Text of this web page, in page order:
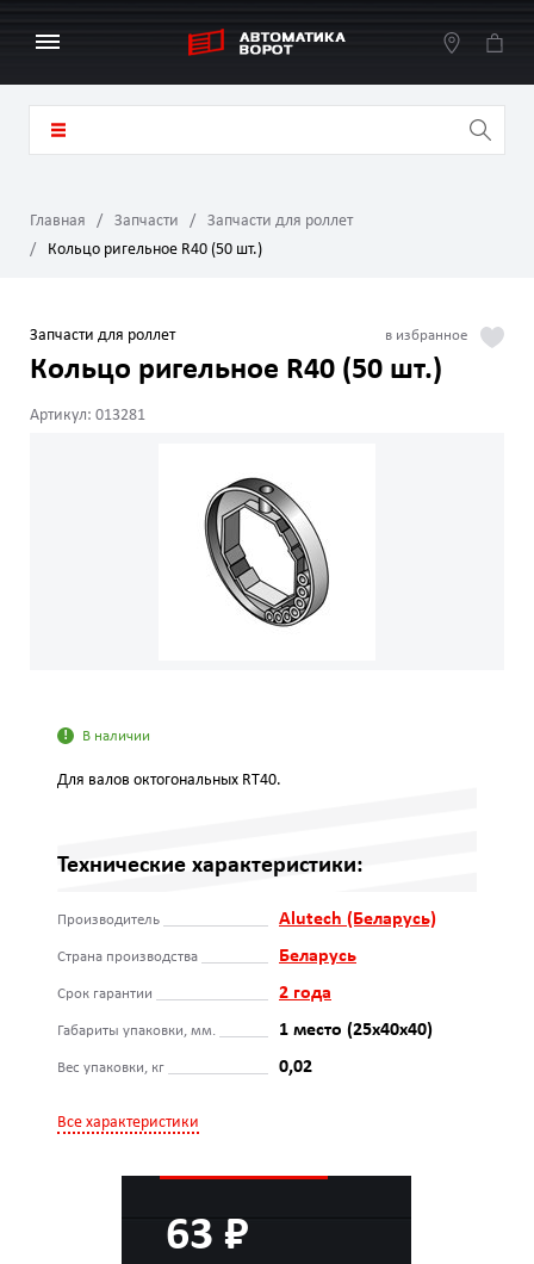
Главная Запчасти
Запчасти для роллет
Кольцо ригельное R40 (50 шт.)
Запчасти для роллет
Кольцо ригельное R40 (50 шт.)
Артикул: 013281
В наличии
Для валов октогональных RT40.
Технические характеристики:
Производитель Alutech (Беларусь)
Страна производства Беларусь
Срок гарантии 2 года
Габариты упаковки, мм. 1 место (25x40x40)
Вес упаковки, кг 0,02
Все характеристики
63 ₽